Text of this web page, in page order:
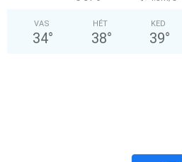
VAS
34°
HÉT
38°
KED
39°